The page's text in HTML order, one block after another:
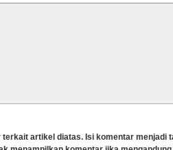
artikel diatas. Isi komentar menjadi